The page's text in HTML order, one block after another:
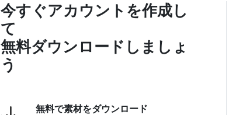
今すぐアカウントを作成し
て
無料ダウンロードしましょ
う
無料で素材をダウンロード